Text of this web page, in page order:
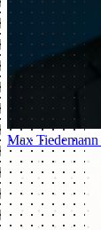
Max Tiedemann